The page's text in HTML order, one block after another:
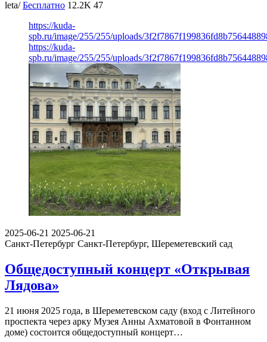
leta/ Бесплатно 12.2K 47
https://kuda-
spb.ru/image/255/255/uploads/
https://kuda-
spb.ru/image/255/255/uploads/
2025-06-21 2025-06-21
Санкт-Петербург Санкт-Петербург, Шереметевский сад
Общедоступный концерт «Открывая
Лядова»
21 июня 2025 года, в Шереметевском саду (вход с Литейного
проспекта через арку Музея Анны Ахматовой в Фонтанном
доме) состоится общедоступный концерт…